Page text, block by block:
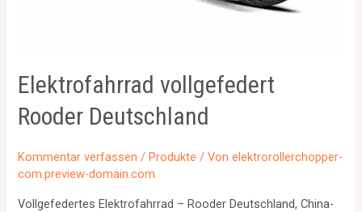
Elektrofahrrad vollgefedert
Rooder Deutschland
Kommentar verfassen / Produkte / Vonelektrorollerchopper-
com.preview-domain.com
Vollgefedertes Elektrofahrrad – Rooder Deutschland, China-